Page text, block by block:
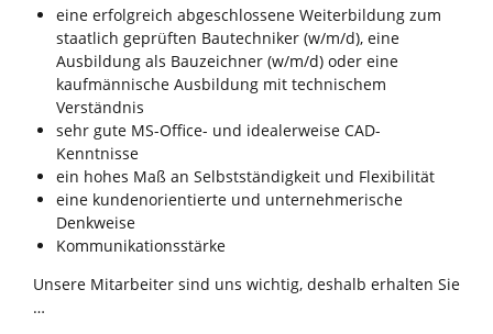
eine erfolgreich abgeschlossene Weiterbildung zum
staatlich geprüften Bautechniker (w/m/d), eine
Ausbildung als Bauzeichner (w/m/d) oder eine
kaufmännische Ausbildung mit technischem
Verständnis
sehr gute MS-Office- und idealerweise CAD-
Kenntnisse
ein hohes Maß an Selbstständigkeit und Flexibilität
eine kundenorientierte und unternehmerische
Denkweise
Kommunikationsstärke
Unsere Mitarbeiter sind uns wichtig, deshalb erhalten Sie
…